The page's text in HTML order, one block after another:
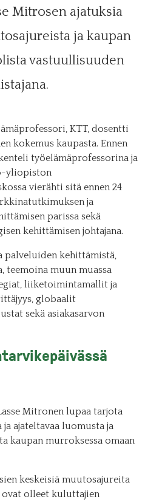
Mitrosen ajatuksia
ja kaupan
vastuullisuuden
KTT, dosentti
kokemus kaupasta. Ennen
työelämäprofessorina ja
yliopiston
vierähti sitä ennen 24
ja
parissa sekä
kehittämisen johtajana.
palveluiden kehittämistä,
muun muassa
liiketoimintamallit ja
globaalit
sekä asiakasarvon
Mitronen lupaa tarjota
ajateltavaa luomusta ja
kaupan murroksessa omaan
keskeisiä muutosajureita
olleet kuluttajien